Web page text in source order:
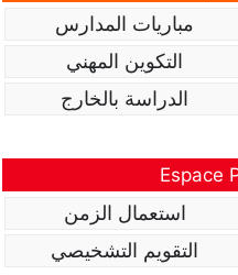
مباريات المدارس
التكوين المهني
الدراسة بالخارج
Espace
استعمال الزمن
التقويم التشخيصي